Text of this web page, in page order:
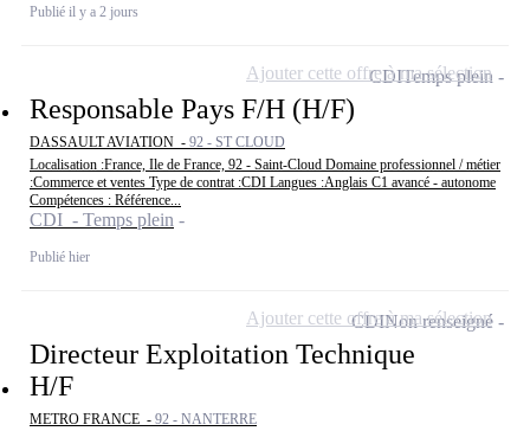
Publié il y a 2 jours
Responsable Pays F/H (H/F)
DASSAULT AVIATION - 92 - ST CLOUD
Localisation :France, Ile de France, 92 - Saint-Cloud Domaine professionnel / métier
:Commerce et ventes Type de contrat :CDI Langues :Anglais C1 avancé - autonome
Compétences : Référence...
CDI - Temps plein
Publié hier
CDITemps plein
Ajouter cette offre à ma sélection
Directeur Exploitation Technique
H/F
METRO FRANCE - 92 - NANTERRE
CDINon renseigné
Ajouter cette offre à ma sélection